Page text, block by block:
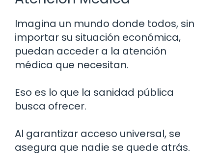
Imagina un mundo donde todos, sin
importar su situación económica,
puedan acceder a la atención
médica que necesitan.
Eso es lo que la sanidad pública
busca ofrecer.
Al garantizar acceso universal, se
asegura que nadie se quede atrás.